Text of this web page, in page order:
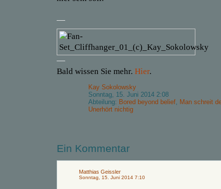
—
—
Bald wissen Sie mehr. Hier.
Kay Sokolowsky
Sonntag, 15. Juni 2014 2:08
Abteilung: Bored beyond belief, Man schreit
Unerhört nichtig
Ein Kommentar
Matthias Geissler
Sonntag, 15. Juni 2014 7:10